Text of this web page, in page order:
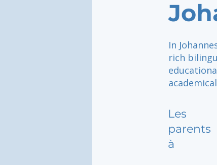
In
rich
Les
parents
à